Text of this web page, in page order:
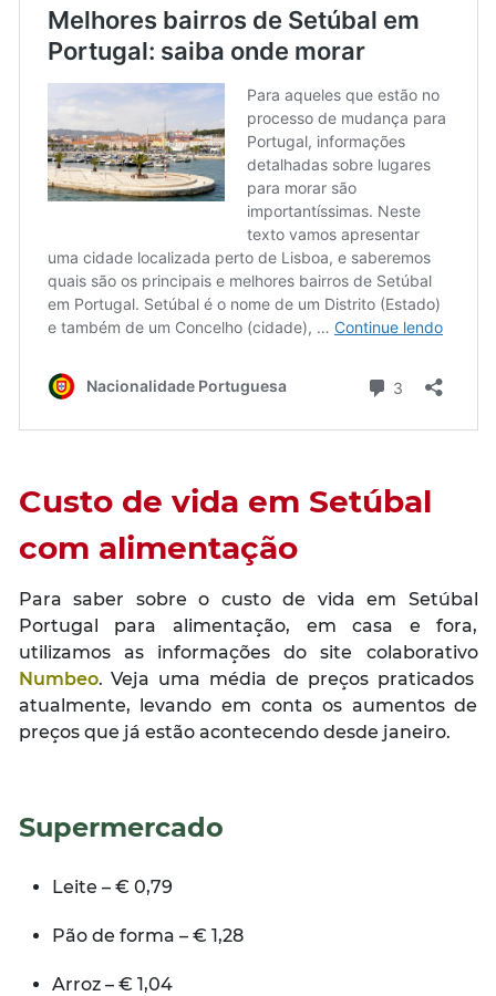
Custo de vida em Setúbal
com alimentação
Para saber sobre o custo de vida em Setúbal
Portugal para alimentação, em casa e fora,
utilizamos as informações do site colaborativo
Numbeo. Veja uma média de preços praticados
atualmente, levando em conta os aumentos de
preços que já estão acontecendo desde janeiro.
Supermercado
Leite – € 0,79
Pão de forma – € 1,28
Arroz – € 1,04